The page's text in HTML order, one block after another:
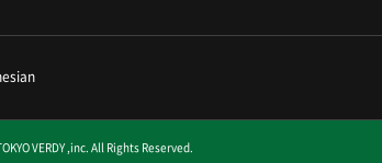
VERDY ,inc. All Rights Reserved.